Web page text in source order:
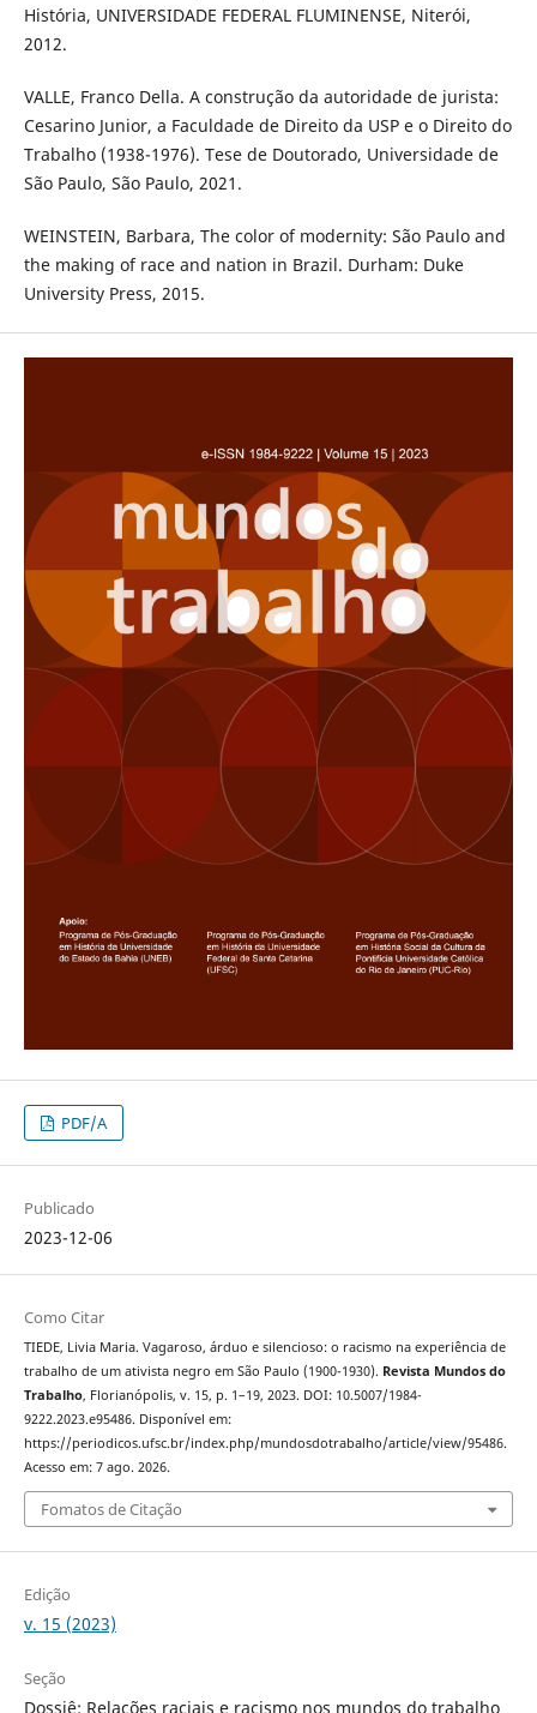
História, UNIVERSIDADE FEDERAL FLUMINENSE, Niterói,
2012.
VALLE, Franco Della. A construção da autoridade de jurista:
Cesarino Junior, a Faculdade de Direito da USP e o Direito do
Trabalho (1938-1976). Tese de Doutorado, Universidade de
São Paulo, São Paulo, 2021.
WEINSTEIN, Barbara, The color of modernity: São Paulo and
the making of race and nation in Brazil. Durham: Duke
University Press, 2015.
PDF/A
Publicado
2023-12-06
Como Citar
TIEDE, Livia Maria. Vagaroso, árduo e silencioso: o racismo na experiência de
trabalho de um ativista negro em São Paulo (1900-1930). Revista Mundos do
Trabalho, Florianópolis, v. 15, p. 1–19, 2023. DOI: 10.5007/1984-
9222.2023.e95486. Disponível em:
https://periodicos.ufsc.br/index.php/mundosdotrabalho/article/view/95486.
Acesso em: 7 ago. 2026.
Fomatos de Citação
Edição
v. 15 (2023)
Seção
Dossiê: Relações raciais e racismo nos mundos do trabalho